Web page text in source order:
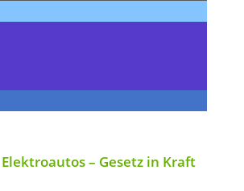
– Gesetz in Kraft